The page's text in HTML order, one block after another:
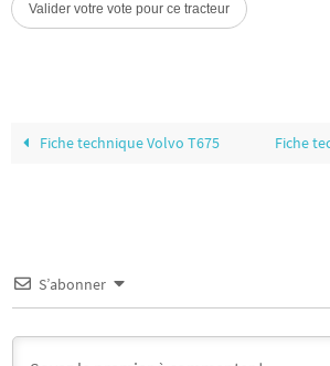
Fiche technique Volvo T675 Fiche
S’abonner